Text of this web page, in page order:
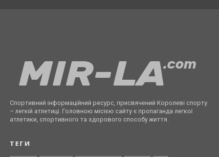
Спортивний інформаційний ресурс, присвячений Королеві спорту
– легкій атлетиці. Головною місією сайту є пропаганда легкої
атлетики, спортивного та здорового способу життя.
ТЕГИ